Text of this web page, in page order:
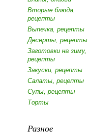
Вторые блюда,
рецепты
Выпечка, рецепты
Десерты, рецепты
Заготовки на зиму,
рецепты
Закуски, рецепты
Салаты, рецепты
Супы, рецепты
Торты
Разное